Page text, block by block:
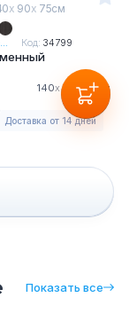
х 90х 75см
Код: 34799
140х90х75см
Доставка от 14 дней
Показать все